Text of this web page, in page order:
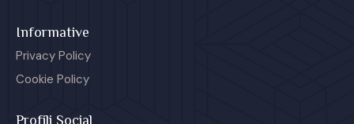
Informative
Privacy Policy
Cookie Policy
Profili Social